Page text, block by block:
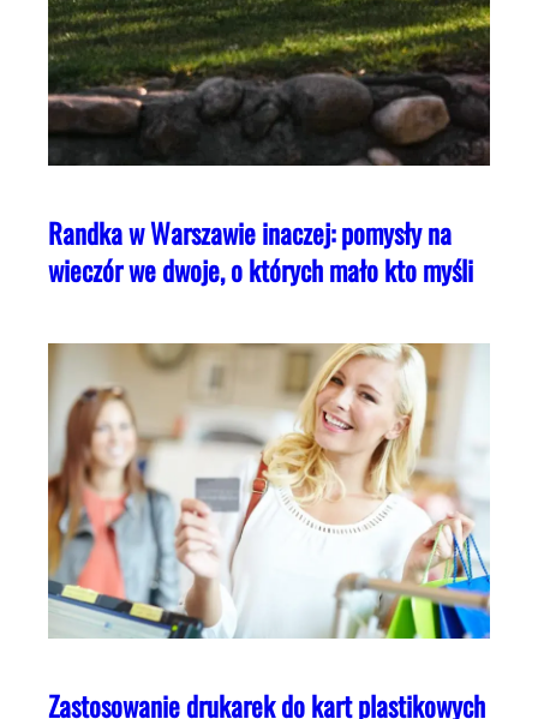
Randka w Warszawie inaczej: pomysły na
wieczór we dwoje, o których mało kto myśli
Zastosowanie drukarek do kart plastikowych